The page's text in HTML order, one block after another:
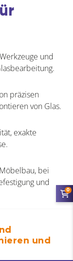
und
präzisen
von Glas.
exakte
bei
und
0
und